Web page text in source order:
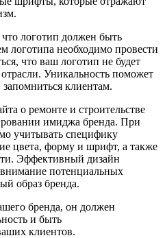
логотип должен быть
логотипа необходимо провести
что ваш логотип не будет
Уникальность поможет
клиентам.
о ремонте и строительстве
имиджа бренда. При
учитывать специфику
цвета, форму и шрифт, а также
Эффективный дизайн
потенциальных
образ бренда.
бренда, он должен
и быть
клиентов.